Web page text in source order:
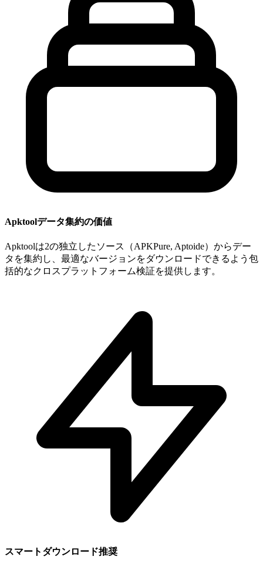
Apktoolデータ集約の価値
Apktoolは2の独立したソース（APKPure, Aptoide）からデー
タを集約し、最適なバージョンをダウンロードできるよう包
括的なクロスプラットフォーム検証を提供します。
スマートダウンロード推奨